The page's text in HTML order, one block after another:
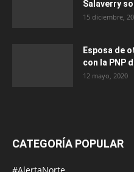
Salaverry
15 diciembre,
Esposa de
con la PNP
12 mayo, 2020
CATEGORÍA POPULAR